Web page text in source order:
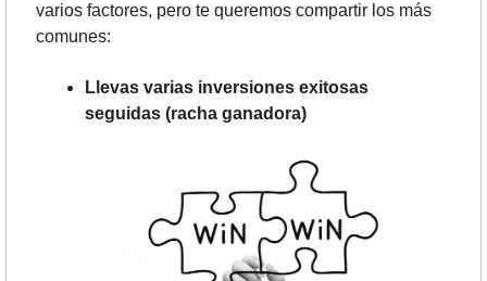
varios factores, pero te queremos compartir los más
comunes:
Llevas varias inversiones exitosas
seguidas (racha ganadora)